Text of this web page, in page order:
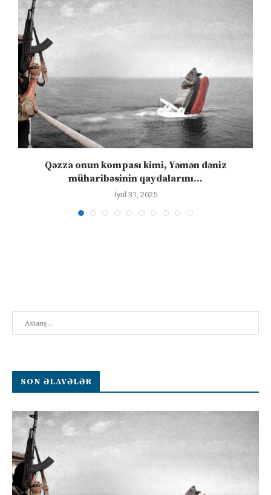
Qəzza onun kompası kimi, Yəmən dəniz
müharibəsinin qaydalarını...
İyul 31, 2025
SON ƏLAVƏLƏR